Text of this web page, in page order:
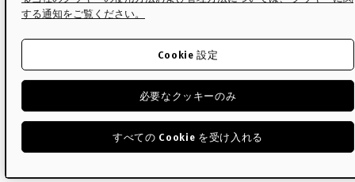
サイズ
配送について
メンテナンス・ケア
する通知をご覧ください。
必要なクッキーのみ
すべての Cookie を受け入れる
Cookie 設定